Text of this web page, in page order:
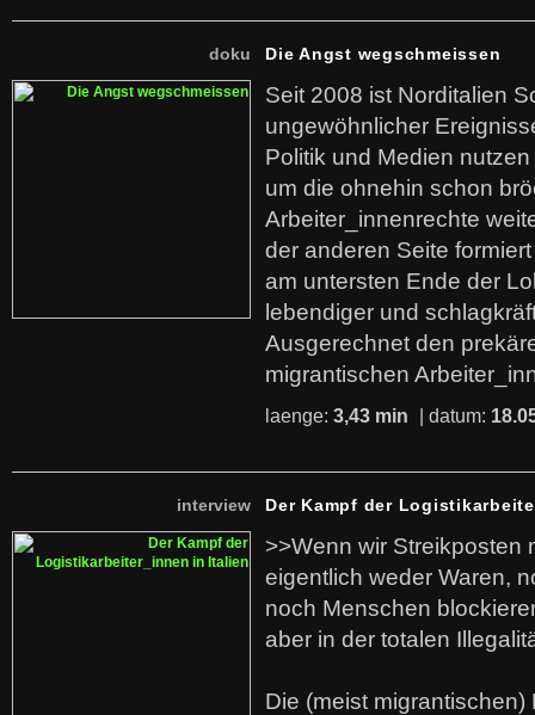
doku Die Angst wegschmeissen
Seit 2008 ist Norditalien
ungewöhnlicher
Politik und Medien
um die ohnehin schon
Arbeiter_innenrechte
der anderen Seite
am untersten Ende der
lebendiger und
Ausgerechnet den
migrantischen
laenge: 3,43 min | datum:
interview Der Kampf der
>>Wenn wir Streikposten
eigentlich weder Waren,
noch Menschen
aber in der totalen
Die (meist